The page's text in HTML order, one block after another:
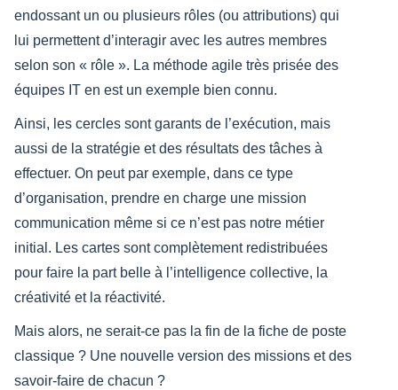
endossant un ou plusieurs rôles (ou attributions) qui
lui permettent d’interagir avec les autres membres
selon son « rôle ». La méthode agile très prisée des
équipes IT en est un exemple bien connu.
Ainsi, les cercles sont garants de l’exécution, mais
aussi de la stratégie et des résultats des tâches à
effectuer. On peut par exemple, dans ce type
d’organisation, prendre en charge une mission
communication même si ce n’est pas notre métier
initial. Les cartes sont complètement redistribuées
pour faire la part belle à l’intelligence collective, la
créativité et la réactivité.
Mais alors, ne serait-ce pas la fin de la fiche de poste
classique ? Une nouvelle version des missions et des
savoir-faire de chacun ?